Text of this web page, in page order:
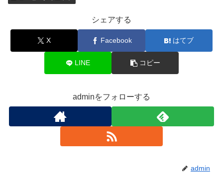
シェアする
X Facebook はてブ
LINE コピー
adminをフォローする
admin